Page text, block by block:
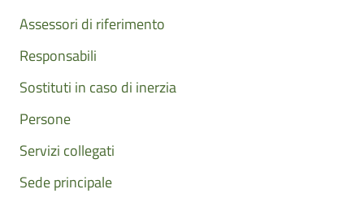
Assessori di riferimento
Responsabili
Sostituti in caso di inerzia
Persone
Servizi collegati
Sede principale